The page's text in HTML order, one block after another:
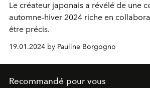
Le créateur japonais a révélé de une
automne-hiver 2024 riche en
être précis.
19.01.2024 by Pauline Borgogno
Recommandé pour vous